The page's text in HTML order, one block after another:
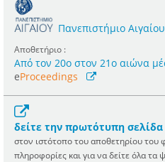
Πανεπιστήμιο Αιγαίου
Αποθετήριο :
Από τον 20ο στον 21ο αιώνα
eProceedings
δείτε την πρωτότυπη
στον ιστότοπο του αποθετηρίου του
πληροφορίες και για να δείτε όλα τα